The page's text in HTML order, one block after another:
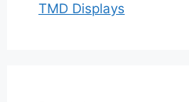
TMD Displays